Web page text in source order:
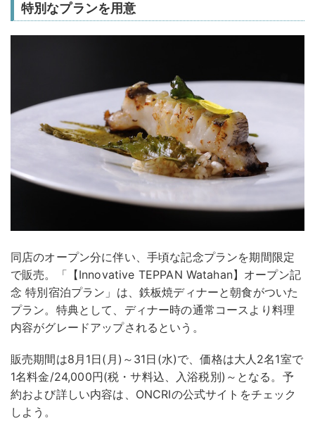
特別なプランを用意
同店のオープン分に伴い、手頃な記念プランを期間限定
で販売。「【Innovative TEPPAN Watahan】オープン記
念 特別宿泊プラン」は、鉄板焼ディナーと朝食がついた
プラン。特典として、ディナー時の通常コースより料理
内容がグレードアップされるという。
販売期間は8月1日(月)～31日(水)で、価格は大人2名1室で
1名料金/24,000円(税・サ料込、入浴税別)～となる。予
約および詳しい内容は、ONCRIの公式サイトをチェック
しよう。